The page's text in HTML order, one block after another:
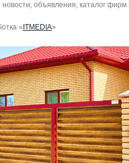
объявления, каталог
« ITMEDIA»